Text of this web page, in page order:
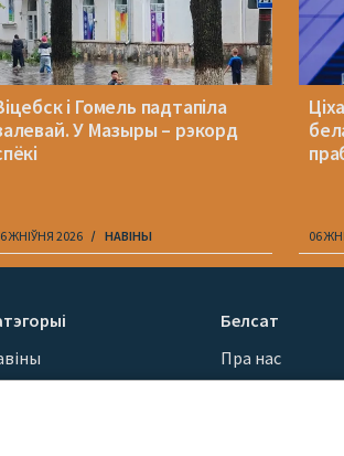
і Гомель падтапіла
У Мазыры – рэкорд
ЖНІЎНЯ 2026 НАВІНЫ 06
Белсат
Пра нас
Кантакты